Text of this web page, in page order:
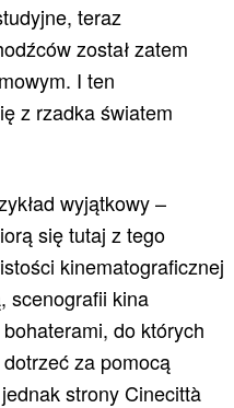
teraz
został zatem
I ten
z rzadka światem
wyjątkowy –
się tutaj z tego
kinematograficznej
scenografii kina
do których
za pomocą
strony Cinecittà